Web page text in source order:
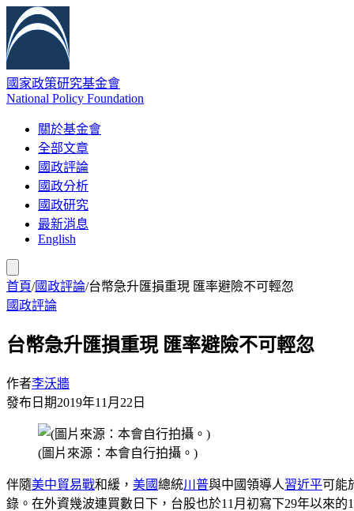
國家政策研究基金會
National Policy Foundation
關於基金會
全部文章
國政評論
國政分析
國政研究
最新消息
English
首頁/國政評論/台幣急升匯損重現 匯率避險不可輕忽
國政評論
台幣急升匯損重現 匯率避險不可輕忽
作者李沃牆
發布日期2019年11月22日
(圖片來源：本會自行拍攝。)
伴隨美中貿易戰和緩， 美國總統川普與中國領導人習近平可能
錄。在外資幾波連買數日下，台股也於11月初寫下29年以來